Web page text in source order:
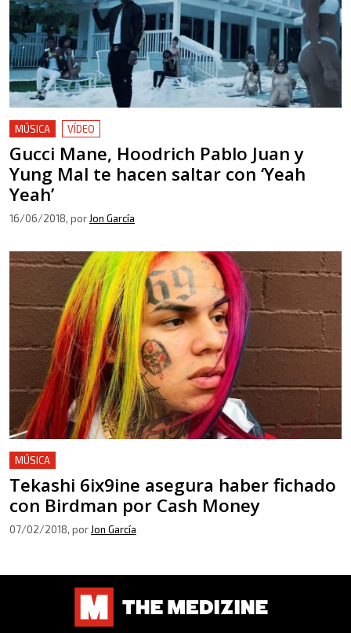
MÚSICA VÍDEO
Gucci Mane, Hoodrich Pablo Juan y
Yung Mal te hacen saltar con ‘Yeah
Yeah’
16/06/2018, por Jon García
MÚSICA
Tekashi 6ix9ine asegura haber fichado
con Birdman por Cash Money
07/02/2018, por Jon García